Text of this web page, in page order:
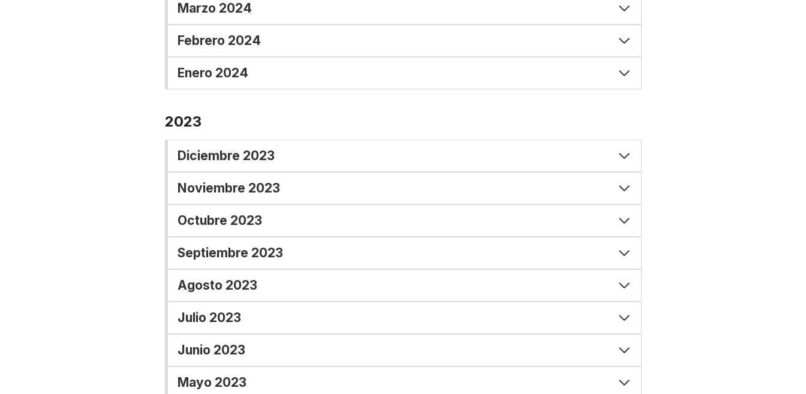
Marzo 2024
Febrero 2024
Enero 2024
2023
Diciembre 2023
Noviembre 2023
Octubre 2023
Septiembre 2023
Agosto 2023
Julio 2023
Junio 2023
Mayo 2023